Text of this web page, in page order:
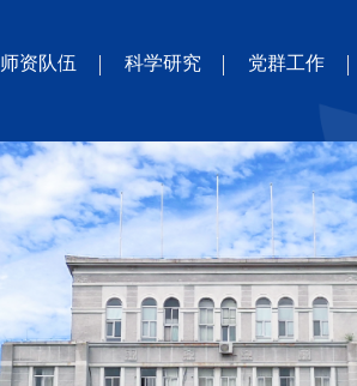
师资队伍 科学研究 党群工作